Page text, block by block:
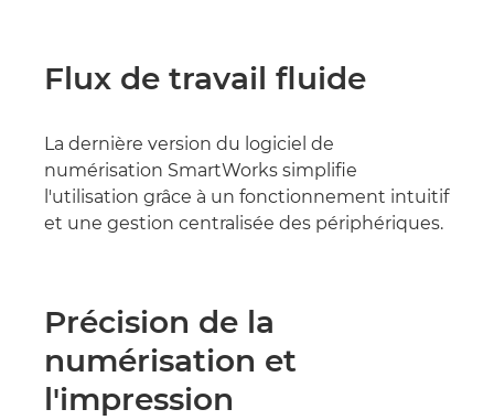
Flux de travail fluide
La dernière version du logiciel de
numérisation SmartWorks simplifie
l'utilisation grâce à un fonctionnement intuitif
et une gestion centralisée des périphériques.
Précision de la
numérisation et
l'impression